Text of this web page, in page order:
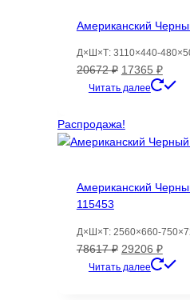
Американский
Д×Ш×Т: 3110×440-
20672₽
цена
20672 ₽.
17365 ₽
цена:
Читать далее
Распродажа!
Американский
115453
Д×Ш×Т: 2560×660-
78617₽
цена
29206 ₽
цена:
Читать далее